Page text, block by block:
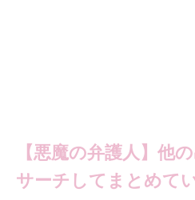
【悪魔の弁護人】他
サーチしてまとめて